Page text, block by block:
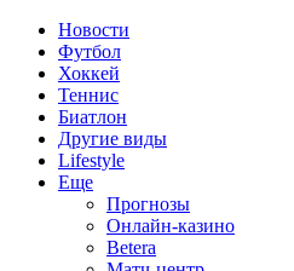
Новости
Футбол
Хоккей
Теннис
Биатлон
Другие виды
Lifestyle
Еще
Прогнозы
Онлайн-казино
Betera